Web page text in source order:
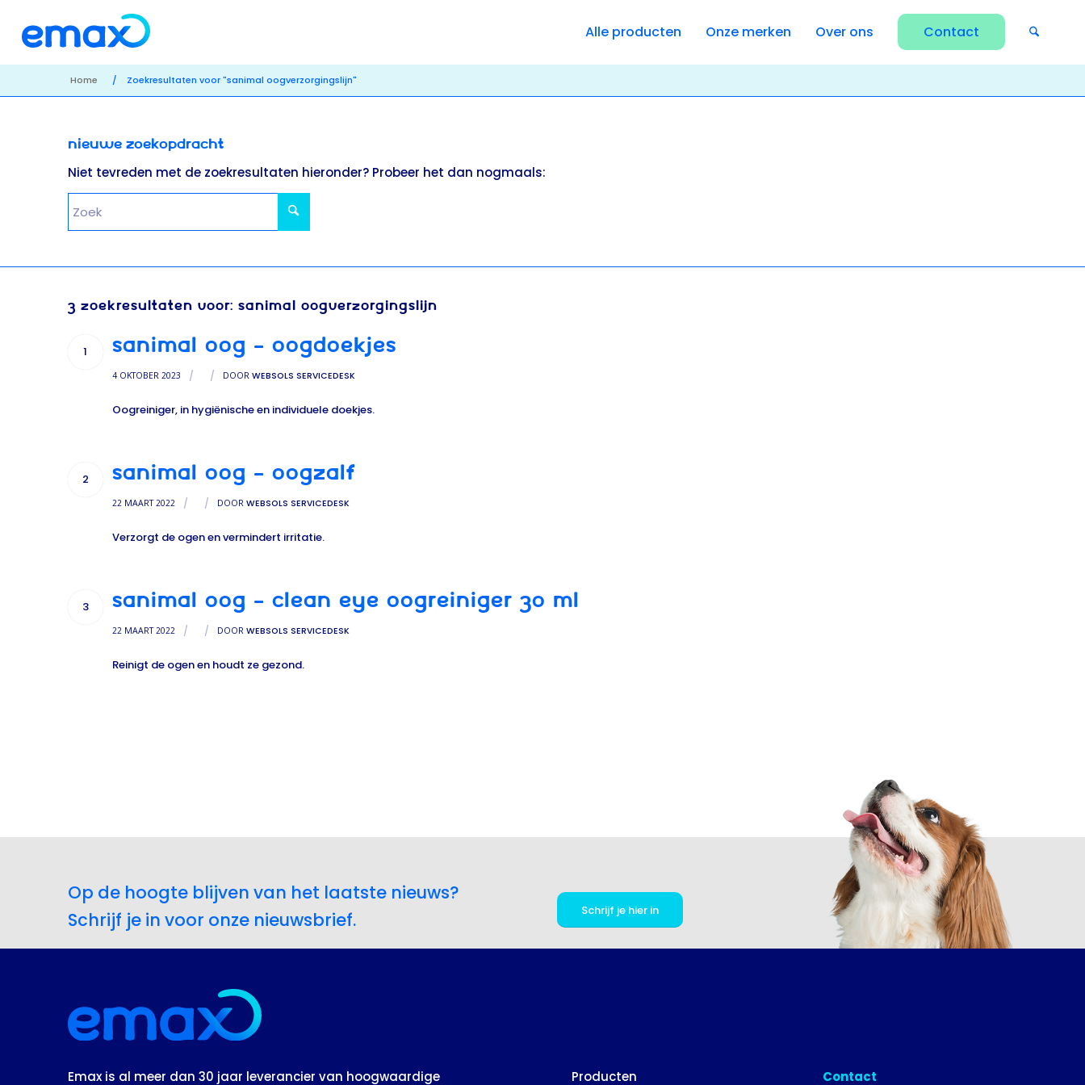
Alle producten Onze merken Over ons Contact
Home / Zoekresultaten voor "sanimal oogverzorgingslijn"
Nieuwe zoekopdracht
Niet tevreden met de zoekresultaten hieronder? Probeer het dan nogmaals:
3 ZOEKRESULTATEN VOOR: SANIMAL OOGVERZORGINGSLIJN
1 SANIMAL OOG – OOGDOEKJES
4 OKTOBER 2023 / / DOOR WEBSOLS SERVICEDESK
Oogreiniger, in hygiënische en individuele doekjes.
2 SANIMAL OOG – OOGZALF
22 MAART 2022 / / DOOR WEBSOLS SERVICEDESK
Verzorgt de ogen en vermindert irritatie.
3 SANIMAL OOG – CLEAN EYE OOGREINIGER 30 ML
22 MAART 2022 / / DOOR WEBSOLS SERVICEDESK
Reinigt de ogen en houdt ze gezond.
Op de hoogte blijven van het laatste nieuws?
Schrijf je in voor onze nieuwsbrief.
Schrijf je hier in
Emax is al meer dan 30 jaar leverancier van hoogwaardige Producten Contact